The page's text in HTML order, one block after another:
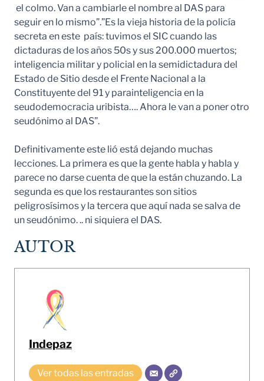
el colmo. Van a cambiarle el nombre al DAS para
seguir en lo mismo”.”Es la vieja historia de la policía
secreta en este país: tuvimos el SIC cuando las
dictaduras de los años 50s y sus 200.000 muertos;
inteligencia militar y policial en la semidictadura del
Estado de Sitio desde el Frente Nacional a la
Constituyente del 91 y parainteligencia en la
seudodemocracia uribista…. Ahora le van a poner otro
seudónimo al DAS”.
Definitivamente este lió está dejando muchas
lecciones. La primera es que la gente habla y habla y
parece no darse cuenta de que la están chuzando. La
segunda es que los restaurantes son sitios
peligrosísimos y la tercera que aquí nada se salva de
un seudónimo. .. ni siquiera el DAS.
AUTOR
Indepaz
Ver todas las entradas